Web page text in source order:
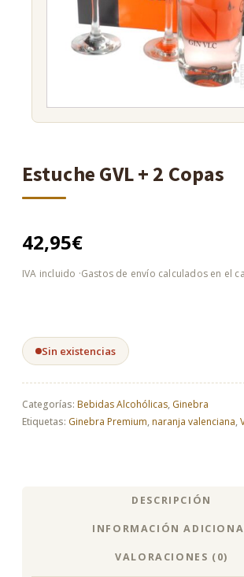
Estuche GVL + 2 Copas
42,95€
Sin existencias
Categorías: Bebidas Alcohólicas, Ginebra
Etiquetas: Ginebra Premium, naranja valenciana,
DESCRIPCIÓN
INFORMACIÓN
VALORACIONES (0)